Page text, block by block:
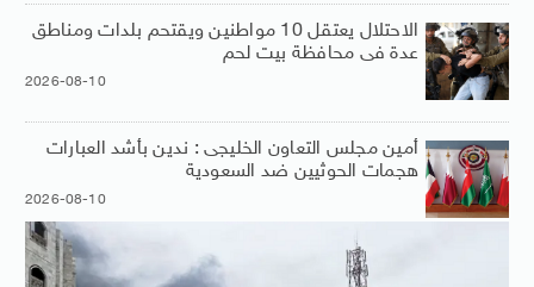
الاحتلال يعتقل 10 مواطنين ويقتحم بلدات ومناطق
عدة فى محافظة بيت لحم
2026-08-10
أمين مجلس التعاون الخليجى : ندين بأشد العبارات
هجمات الحوثيين ضد السعودية
2026-08-10